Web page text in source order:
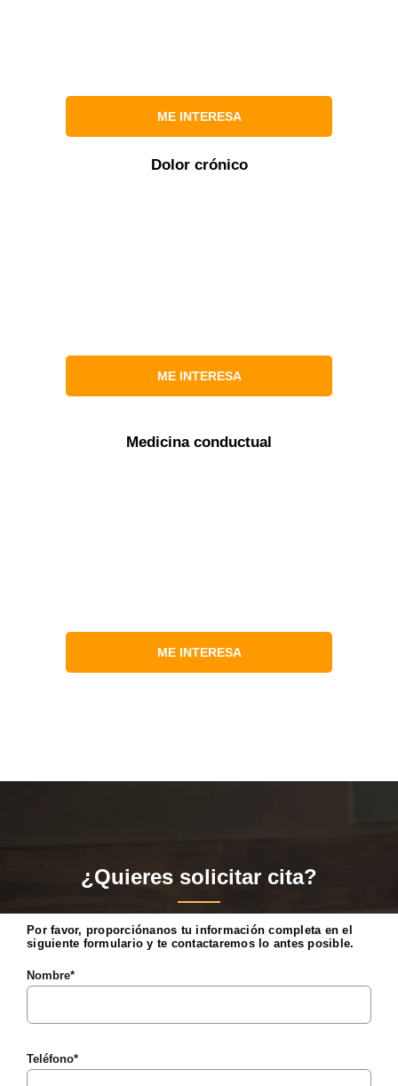
ME INTERESA
Dolor crónico
ME INTERESA
Medicina conductual
ME INTERESA
¿Quieres solicitar cita?
Por favor, proporciónanos tu información completa en el
siguiente formulario y te contactaremos lo antes posible.
Nombre*
Teléfono*